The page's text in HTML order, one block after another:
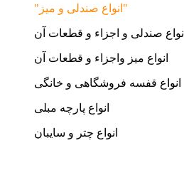
"انواع صندلی و میز"
انواع صندلی و اجزاء و قطعات آن
انواع میز واجزاء و قطعات آن
انواع قفسه فروشگاهی و خانگی
انواع پارچه مبلی
انواع چتر و سایبان